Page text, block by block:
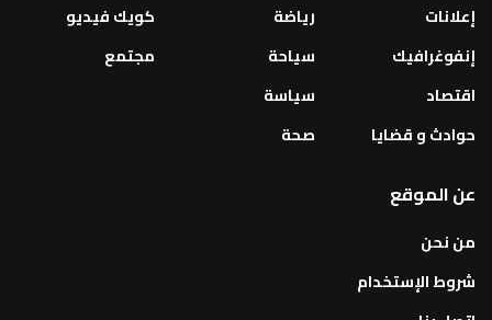
إعلانات
إنفوغرافيك
اقتصاد
حوادث و قضايا
رياضة
سياحة
سياسة
صحة
كويك فيديو
مجتمع
عن الموقع
من نحن
شروط الإستخدام